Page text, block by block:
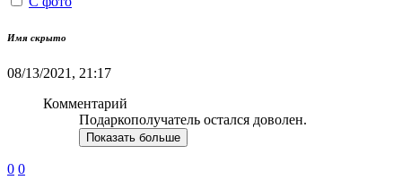
Имя скрыто
08/13/2021, 21:17
Комментарий
Подаркополучатель остался доволен.
Показать больше
0 0